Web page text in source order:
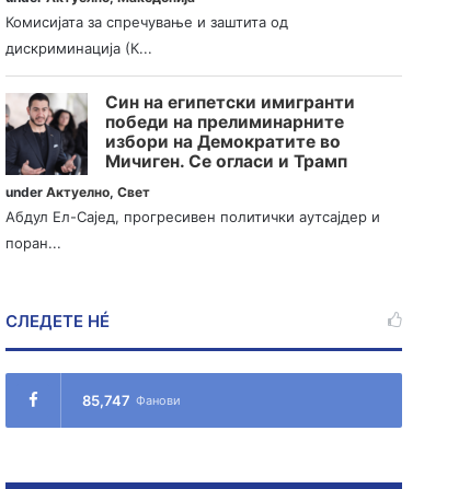
Комисијата за спречување и заштита од
дискриминација (К...
Син на египетски имигранти
победи на прелиминарните
избори на Демократите во
Мичиген. Се огласи и Трамп
underАктуелно,Свет
Абдул Ел-Сајед, прогресивен политички аутсајдер и
поран...
СЛЕДЕТЕ НÉ
85,747 Фанови